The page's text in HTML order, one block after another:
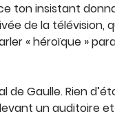
ton insistant
de la télévision,
« héroïque »
Gaulle. Rien
un auditoire